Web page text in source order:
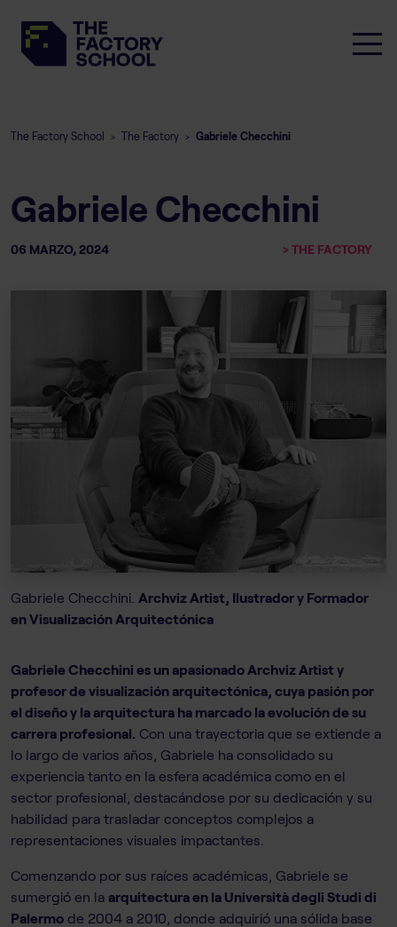
The Factory School > The Factory > Gabriele Checchini
Gabriele Checchini
06 MARZO, 2024 > THE FACTORY
Gabriele Checchini. Archviz Artist, Ilustrador y Formador
en Visualización Arquitectónica
Gabriele Checchini es un apasionado Archviz Artist y
profesor de visualización arquitectónica, cuya pasión por
el diseño y la arquitectura ha marcado la evolución de su
carrera profesional. Con una trayectoria que se extiende a
lo largo de varios años, Gabriele ha consolidado su
experiencia tanto en la esfera académica como en el
sector profesional, destacándose por su dedicación y su
habilidad para trasladar conceptos complejos a
representaciones visuales impactantes.
Comenzando por sus raíces académicas, Gabriele se
sumergió en la arquitectura en la Università degli Studi di
Palermo de 2004 a 2010, donde adquirió una sólida base